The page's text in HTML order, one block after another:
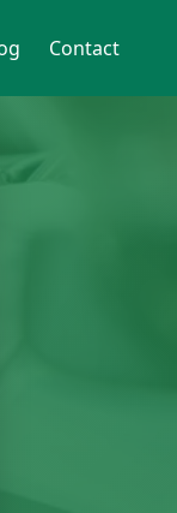
Contact
région.